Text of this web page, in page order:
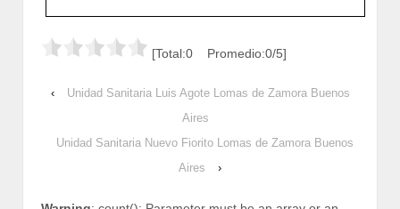
[Total:0 Promedio:0/5]
‹
Unidad Sanitaria Luis Agote Lomas de Zamora Buenos
Aires
Unidad Sanitaria Nuevo Fiorito Lomas de Zamora Buenos
Aires
›